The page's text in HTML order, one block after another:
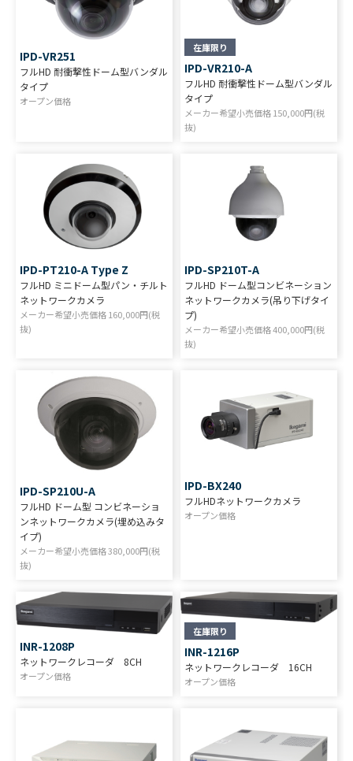
IPD-VR251
フルHD 耐衝撃性ドーム型バンダル
タイプ
オープン価格
在庫限り
IPD-VR210-A
フルHD 耐衝撃性ドーム型バンダル
タイプ
メーカー希望小売価格150,000円(税
抜)
IPD-PT210-A Type Z
フルHD ミニドーム型パン・チルト
ネットワークカメラ
メーカー希望小売価格160,000円(税
抜)
IPD-SP210T-A
フルHD ドーム型コンビネーション
ネットワークカメラ(吊り下げタイ
プ)
メーカー希望小売価格400,000円(税
抜)
IPD-SP210U-A
フルHD ドーム型 コンビネーショ
ンネットワークカメラ(埋め込みタ
イプ)
メーカー希望小売価格380,000円(税
抜)
IPD-BX240
フルHDネットワークカメラ
オープン価格
INR-1208P
ネットワークレコーダ 8CH
オープン価格
在庫限り
INR-1216P
ネットワークレコーダ 16CH
オープン価格